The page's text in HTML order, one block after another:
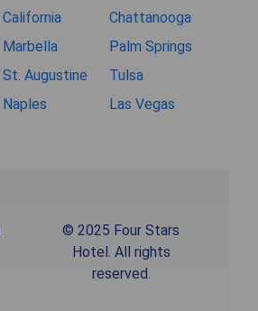
California
Chattanooga
Marbella
Palm Springs
St. Augustine
Tulsa
Naples Las Vegas
© 2025 Four Stars
Hotel. All rights
reserved.